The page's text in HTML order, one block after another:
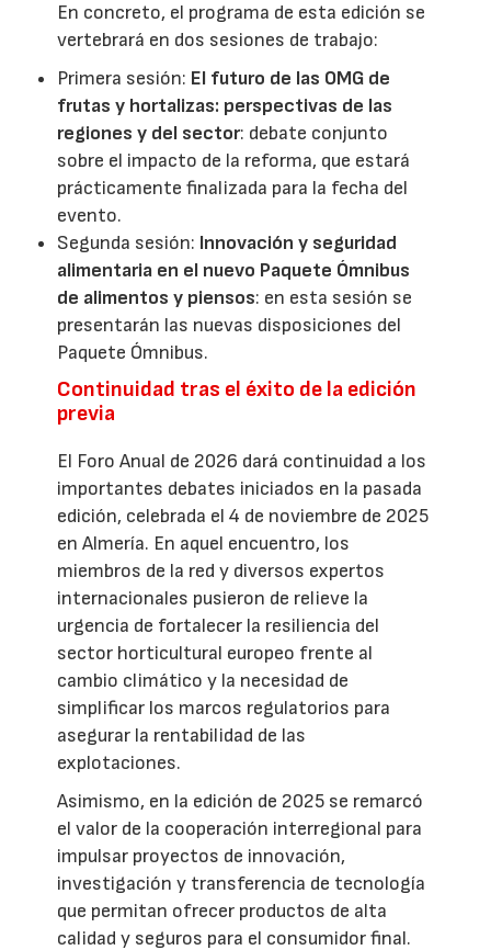
En concreto, el programa de esta edición se
vertebrará en dos sesiones de trabajo:
Primera sesión: El futuro de las OMG de
frutas y hortalizas: perspectivas de las
regiones y del sector: debate conjunto
sobre el impacto de la reforma, que estará
prácticamente finalizada para la fecha del
evento.
Segunda sesión: Innovación y seguridad
alimentaria en el nuevo Paquete Ómnibus
de alimentos y piensos: en esta sesión se
presentarán las nuevas disposiciones del
Paquete Ómnibus.
Continuidad tras el éxito de la edición
previa
El Foro Anual de 2026 dará continuidad a los
importantes debates iniciados en la pasada
edición, celebrada el 4 de noviembre de 2025
en Almería. En aquel encuentro, los
miembros de la red y diversos expertos
internacionales pusieron de relieve la
urgencia de fortalecer la resiliencia del
sector horticultural europeo frente al
cambio climático y la necesidad de
simplificar los marcos regulatorios para
asegurar la rentabilidad de las
explotaciones.
Asimismo, en la edición de 2025 se remarcó
el valor de la cooperación interregional para
impulsar proyectos de innovación,
investigación y transferencia de tecnología
que permitan ofrecer productos de alta
calidad y seguros para el consumidor final.